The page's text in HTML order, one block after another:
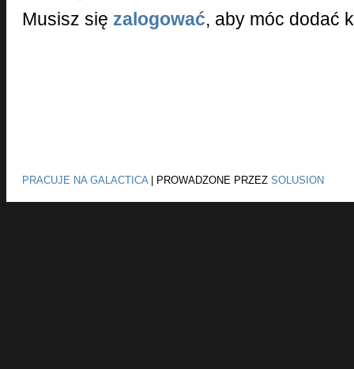
Musisz się zalogować, aby móc dodać
PRACUJE NA GALACTICA| PROWADZONE PRZEZ SOLUSION